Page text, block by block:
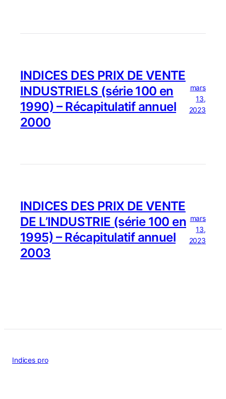
INDICES DES PRIX DE VENTE
INDUSTRIELS (série 100 en
1990) – Récapitulatif annuel
2000
mars
13,
2023
INDICES DES PRIX DE VENTE
DE L’INDUSTRIE (série 100 en
1995) – Récapitulatif annuel
2003
mars
13,
2023
Indices pro